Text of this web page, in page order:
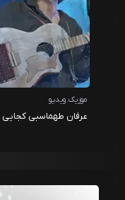
موزیک ویدیو
عرفان طهماسبی کجایی